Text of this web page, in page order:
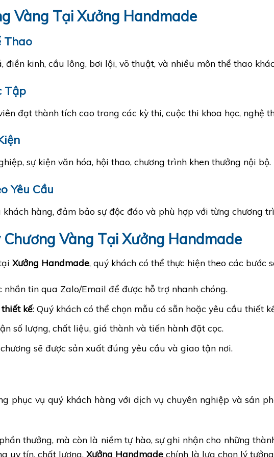
Vàng Tại Xưởng Handmade
Thao
kinh, cầu lông, bơi lội, võ thuật, và nhiều môn thể thao
Tập
đạt thành tích cao trong các kỳ thi, cuộc thi khoa học, nghệ
sự kiện văn hóa, hội thao, chương trình khen thưởng nội bộ.
Yêu Cầu
hàng, đảm bảo sự độc đáo và phù hợp với từng chương
Vàng Tại Xưởng Handmade
Xưởng Handmade, quý khách có thể thực hiện theo các bước
nhắn tin qua Zalo/Email để được hỗ trợ nhanh chóng.
kế: Quý khách có thể chọn mẫu có sẵn hoặc yêu cầu thiết
số lượng, chất liệu, giá thành và tiến hành đặt cọc.
sẽ được sản xuất đúng yêu cầu và giao tận nơi.
phục vụ quý khách hàng với dịch vụ chuyên nghiệp và sản
thưởng, mà còn là niềm tự hào, sự ghi nhận cho những
uy tín, chất lượng,Xưởng Handmade chính là lựa chọn lý